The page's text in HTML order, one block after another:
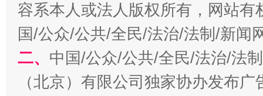
习近平的博鳌关键词
魏明亮
容系本人或法人版权所有，网站
国/公众/公共/全民/法治/法制/新闻
二、 中国/公众/公共/全民/法治/法
（北京）有限公司独家协办发布